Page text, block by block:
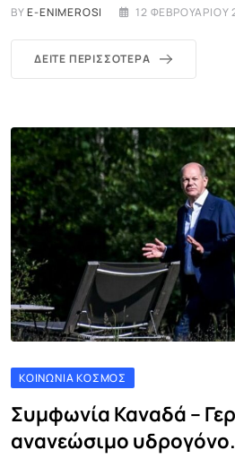
BYE-ENIMEROSI 12 ΦΕΒΡΟΥΑΡΊΟΥ
ΔΕΊΤΕ ΠΕΡΙΣΣΌΤΕΡΑ
ΚΟΙΝΩΝΊΑ ΚΌΣΜΟΣ
Συμφωνία Καναδά –
ανανεώσιμο υδρογόνο.